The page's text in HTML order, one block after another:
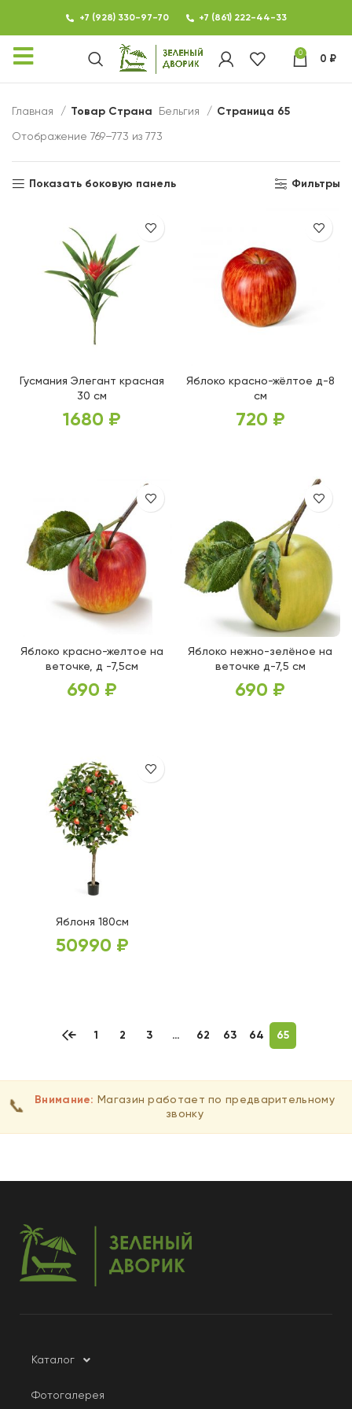
+7 (928) 330-97-70 +7 (861) 222-44-33
0
0 ₽
Главная Товар Страна Бельгия Страница 65
Отображение 769–773 из 773
Показать боковую панель Фильтры
Гусмания Элегант красная
30 см
1680 ₽
Яблоко красно-жёлтое д-8
см
720 ₽
Яблоко красно-желтое на
веточке, д -7,5см
690 ₽
Яблоко нежно-зелёное на
веточке д-7,5 см
690 ₽
Яблоня 180см
50990 ₽
← 1 2 3 … 62 63 64 65
📞 Внимание: Магазин работает по предварительному
звонку
Каталог
Фотогалерея
НОВОСТИ
О МАГАЗИНЕ ЗЕЛЕНЫЙ
ДВОРИК